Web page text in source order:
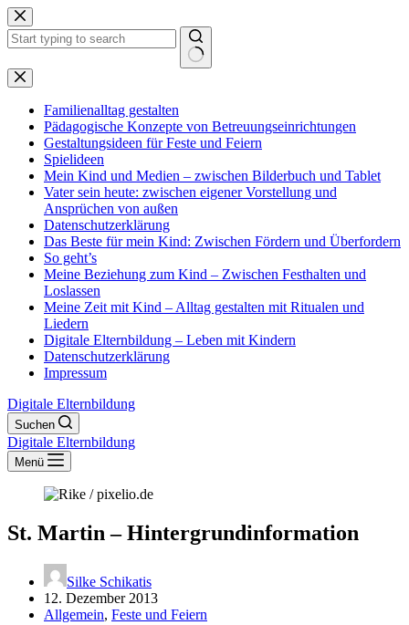
Zum
Inhalt
springen
Keine
Ergebnisse
Familienalltag gestalten
Pädagogische Konzepte von Betreuungseinrichtungen
Gestaltungsideen für Feste und Feiern
Spielideen
Mein Kind und Medien – zwischen Bilderbuch und Tablet
Vater sein heute: zwischen eigener Vorstellung und
Ansprüchen von außen
Datenschutzerklärung
Das Beste für mein Kind: Zwischen Fördern und Überfordern
So geht’s
Meine Beziehung zum Kind – Zwischen Festhalten und
Loslassen
Meine Zeit mit Kind – Alltag gestalten mit Ritualen und
Liedern
Digitale Elternbildung – Leben mit Kindern
Datenschutzerklärung
Impressum
Digitale Elternbildung
Suchen
Digitale Elternbildung
Menü
St. Martin – Hintergrundinformation
Silke Schikatis
12. Dezember 2013
Allgemein, Feste und Feiern